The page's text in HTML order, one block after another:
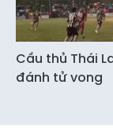
Cầu thủ Thái
đánh tử vong